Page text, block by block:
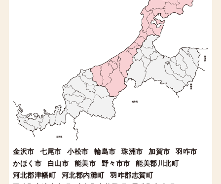
金沢市 七尾市 小松市 輪島市 珠洲市 加賀市
羽咋市
かほく市
白山市 能美市 野々市市
能美郡川北町
河北郡津幡町
河北郡内灘町
羽咋郡志賀町